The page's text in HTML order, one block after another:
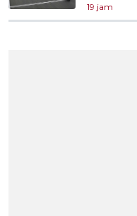
19 jam